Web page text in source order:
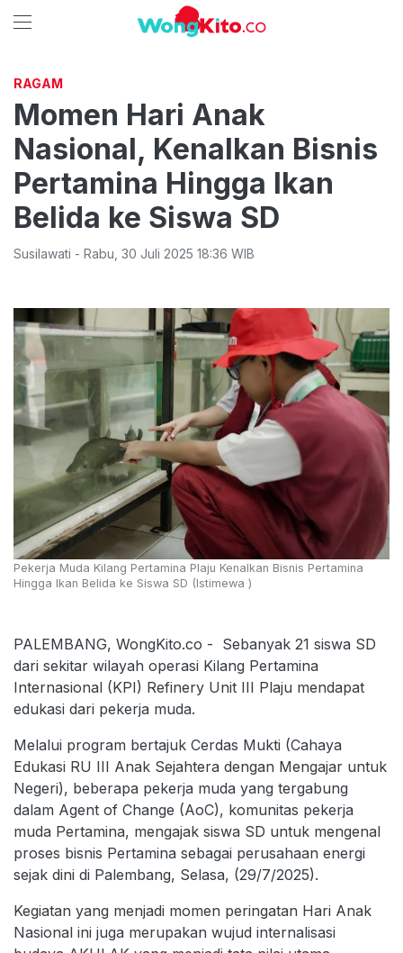
RAGAM
Momen Hari Anak
Nasional, Kenalkan Bisnis
Pertamina Hingga Ikan
Belida ke Siswa SD
Susilawati - Rabu 30 Juli 2025 18:36 WIB
Pekerja Muda Kilang Pertamina Plaju Kenalkan Bisnis Pertamina
Hingga Ikan Belida ke Siswa SD (Istimewa )
PALEMBANG, WongKito.co - Sebanyak 21 siswa SD
dari sekitar wilayah operasi Kilang Pertamina
Internasional (KPI) Refinery Unit III Plaju mendapat
edukasi dari pekerja muda.
Melalui program bertajuk Cerdas Mukti (Cahaya
Edukasi RU III Anak Sejahtera dengan Mengajar untuk
Negeri), beberapa pekerja muda yang tergabung
dalam Agent of Change (AoC), komunitas pekerja
muda Pertamina, mengajak siswa SD untuk mengenal
proses bisnis Pertamina sebagai perusahaan energi
sejak dini di Palembang, Selasa, (29/7/2025).
Kegiatan yang menjadi momen peringatan Hari Anak
Nasional ini juga merupakan wujud internalisasi